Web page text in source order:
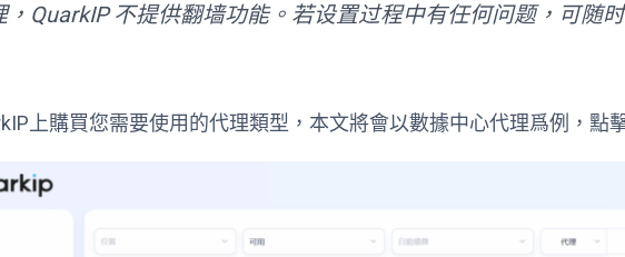
，QuarkIP 不提供翻墙功能。若设置过程中有任何问题，可随
上購買您需要使用的代理類型，本文將會以數據中心代理爲例，點